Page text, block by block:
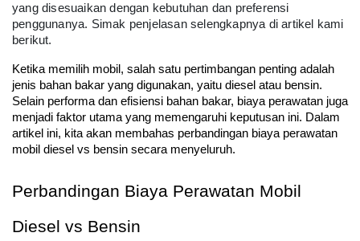
yang disesuaikan dengan kebutuhan dan preferensi
penggunanya. Simak penjelasan selengkapnya di artikel kami
berikut.
Ketika memilih mobil, salah satu pertimbangan penting adalah
jenis bahan bakar yang digunakan, yaitu diesel atau bensin.
Selain performa dan efisiensi bahan bakar, biaya perawatan juga
menjadi faktor utama yang memengaruhi keputusan ini. Dalam
artikel ini, kita akan membahas perbandingan biaya perawatan
mobil diesel vs bensin secara menyeluruh.
Perbandingan Biaya Perawatan Mobil
Diesel vs Bensin